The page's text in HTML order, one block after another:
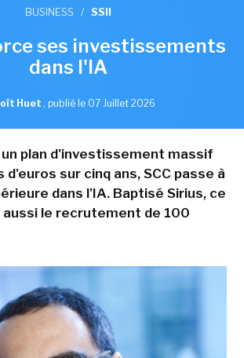
BUSINESS / SSII
ses investissements
dans l'IA
Huet , publié le 07 Juillet 2026
un plan d'investissement massif
d'euros sur cinq ans, SCC passe à
dans l'IA. Baptisé Sirius, ce
le recrutement de 100